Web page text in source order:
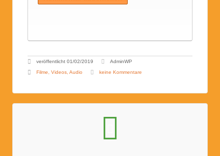
veröffentlicht 01/02/2019
AdminWP
Filme, Videos, Audio
keine Kommentare